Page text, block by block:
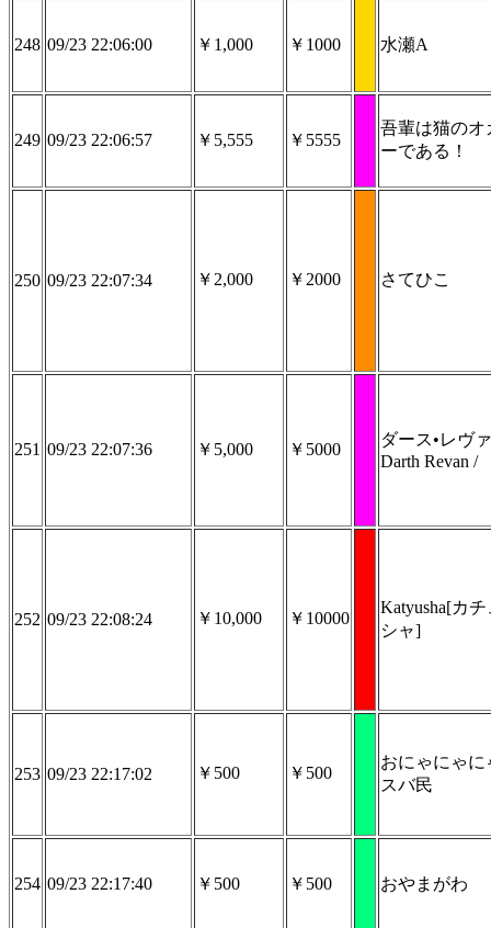
248 09/23 22:06:00 ￥1,000 ￥1000 水瀬A
249 09/23 22:06:57 ￥5,555 ￥5555
吾輩は猫のオ
ーである！
250 09/23 22:07:34 ￥2,000 ￥2000 さてひこ
251 09/23 22:07:36 ￥5,000 ￥5000
ダース•レヴ
Darth Revan /
252 09/23 22:08:24 ￥10,000 ￥10000
Katyusha[カ
シャ]
253 09/23 22:17:02 ￥500 ￥500
おにゃにゃに
スバ民
254 09/23 22:17:40 ￥500 ￥500 おやまがわ